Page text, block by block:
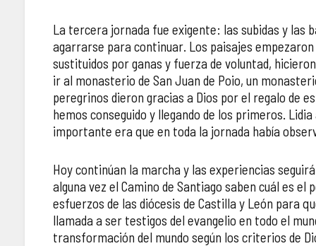
La tercera jornada fue exigente: las subidas y las
agarrarse para continuar. Los paisajes
sustituidos por ganas y fuerza de voluntad,
ir al monasterio de San Juan de Poio, un
peregrinos dieron gracias a Dios por el regalo de
hemos conseguido y llegando de los primeros.
importante era que en toda la jornada había
Hoy continúan la marcha y las experiencias
alguna vez el Camino de Santiago saben cuál es
esfuerzos de las diócesis de Castilla y León para
llamada a ser testigos del evangelio en todo el
transformación del mundo según los criterios de